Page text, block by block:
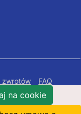
zwrotów
FAQ
Strony
prawa
na cookie